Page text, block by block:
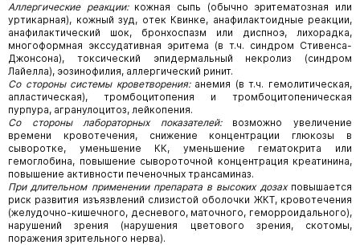
Аллергические реакции: кожная сыпь (обычно эритематозная или
уртикарная), кожный зуд, отек Квинке, анафилактоидные реакции,
анафилактический шок, бронхоспазм или диспноэ, лихорадка,
многоформная экссудативная эритема (в т.ч. синдром Стивенса-
Джонсона), токсический эпидермальный некролиз (синдром
Лайелла), эозинофилия, аллергический ринит.
Со стороны системы кроветворения: анемия (в т.ч. гемолитическая,
апластическая), тромбоцитопения и тромбоцитопеническая
пурпура, агранулоцитоз, лейкопения.
Со стороны лабораторных показателей:возможно увеличение
времени кровотечения, снижение концентрации глюкозы в
сыворотке, уменьшение КК, уменьшение гематокрита или
гемоглобина, повышение сывороточной концентрация креатинина,
повышение активности печеночных трансаминаз.
При длительном применении препарата в высоких дозахповышается
риск развития изъязвлений слизистой оболочки ЖКТ, кровотечения
(желудочно-кишечного, десневого, маточного, геморроидального),
нарушений зрения (нарушения цветового зрения, скотомы,
поражения зрительного нерва).